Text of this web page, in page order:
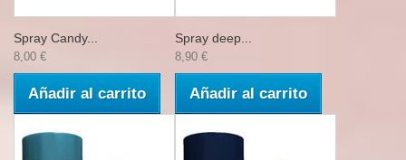
Spray Candy...
8,00 €
Añadir al carrito
Spray deep...
8,90 €
Añadir al carrito